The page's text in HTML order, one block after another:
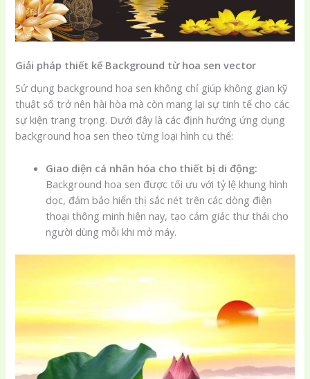
Giải pháp thiết kế Background từ hoa sen vector
Sử dụng background hoa sen không chỉ giúp không gian kỹ
thuật số trở nên hài hòa mà còn mang lại sự tinh tế cho các
sự kiện trang trọng. Dưới đây là các định hướng ứng dụng
background hoa sen theo từng loại hình cụ thể:
Giao diện cá nhân hóa cho thiết bị di động:
Background hoa sen được tối ưu với tỷ lệ khung hình
dọc, đảm bảo hiển thị sắc nét trên các dòng điện
thoại thông minh hiện nay, tạo cảm giác thư thái cho
người dùng mỗi khi mở máy.